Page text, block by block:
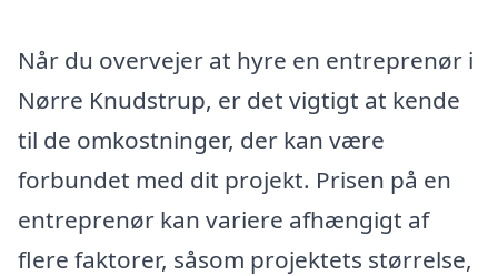
Når du overvejer at hyre en entreprenør i
Nørre Knudstrup, er det vigtigt at kende
til de omkostninger, der kan være
forbundet med dit projekt. Prisen på en
entreprenør kan variere afhængigt af
flere faktorer, såsom projektets størrelse,